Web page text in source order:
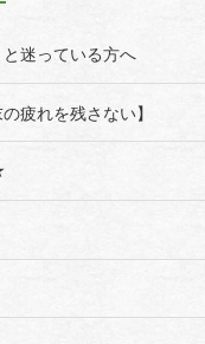
と迷っている方へ
疲れを残さない】